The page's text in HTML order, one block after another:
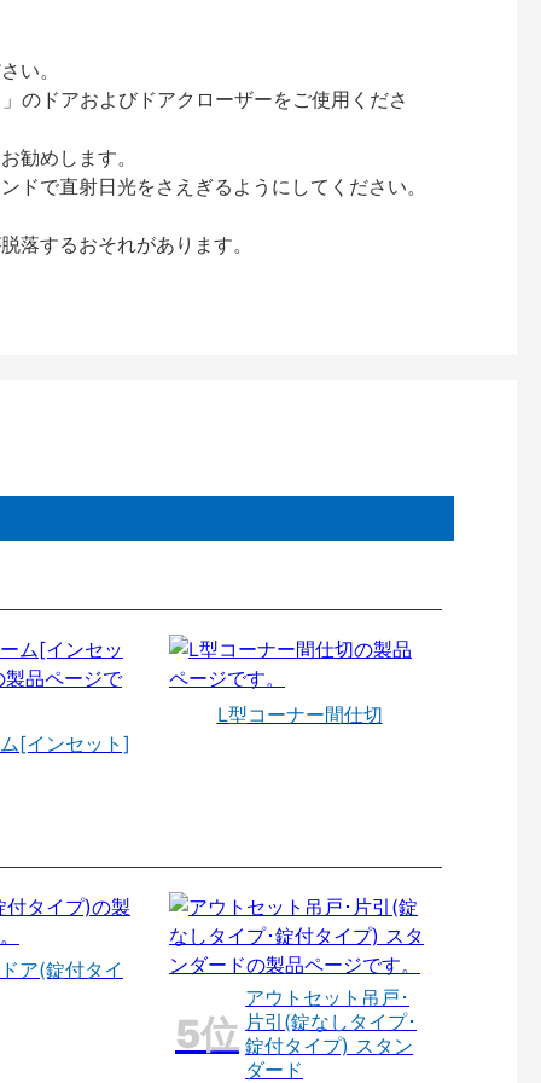
い。
のドアおよびドアクローザーをご使用くださ
勧めします。
で直射日光をさえぎるようにしてください。
するおそれがあります。
[インセット]
L型コーナー間仕切
ア(錠付タイ
アウトセット吊戸･
片引(錠なしタイプ･
錠付タイプ) スタン
ダード